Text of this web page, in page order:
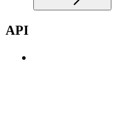
API